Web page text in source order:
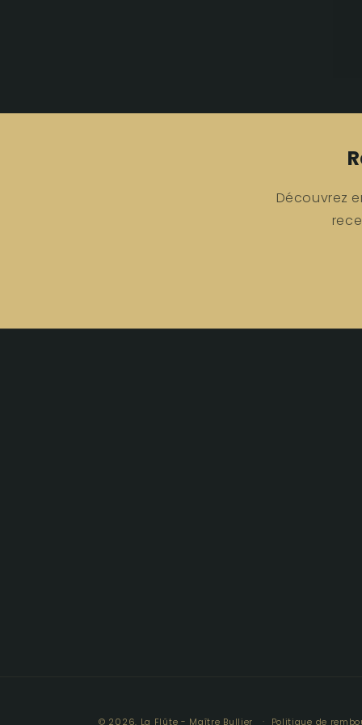
Découvrez
© 2026, La Flûte - Maître Bullier Politique de